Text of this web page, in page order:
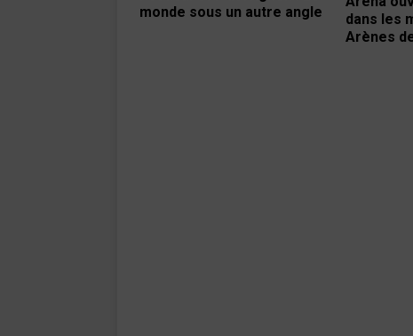
monde sous un autre angle
dans les
Arènes